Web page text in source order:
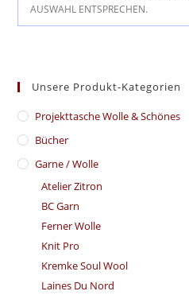
AUSWAHL ENTSPRECHEN.
Unsere Produkt-Kategorien
​Projekttasche Wolle & Schönes
Bücher
Garne / Wolle
Atelier Zitron
BC Garn
Ferner Wolle
Knit Pro
Kremke Soul Wool
Laines Du Nord